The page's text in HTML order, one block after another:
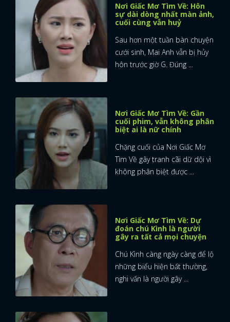
Nơi Giấc Mơ Tìm Về: Hôn
sự dài dòng nhất màn ảnh,
cuối cùng vẫn huỷ
Sau hơn một tuần bàn chuyện
cưới sinh, Mai Anh vẫn bị hủy
hôn trước giờ G. Đúng ...
Nơi Giấc Mơ Tìm Về: Gần
cuối phim, vẫn không phân
biệt ai là nữ chính
Chặng cuối của Nơi Giấc Mơ
Tìm Về gây tranh cãi dữ dội vì
không phân biệt được ...
Nơi Giấc Mơ Tìm Về: Dự
đoán chú Kình là người
gây ra tất cả mọi chuyện
Chú Kình càng ngày càng để lộ
những biểu hiện bất thường,
nghi vấn là người gây ...